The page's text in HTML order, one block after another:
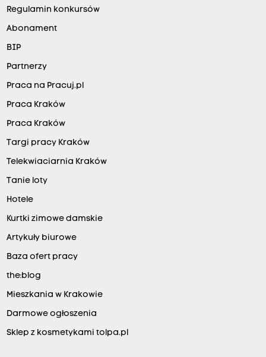
Regulamin konkursów
Abonament
BIP
Partnerzy
Praca na Pracuj.pl
Praca Kraków
Praca Kraków
Targi pracy Kraków
Telekwiaciarnia Kraków
Tanie loty
Hotele
Kurtki zimowe damskie
Artykuły biurowe
Baza ofert pracy
the:blog
Mieszkania w Krakowie
Darmowe ogłoszenia
Sklep z kosmetykami tolpa.pl